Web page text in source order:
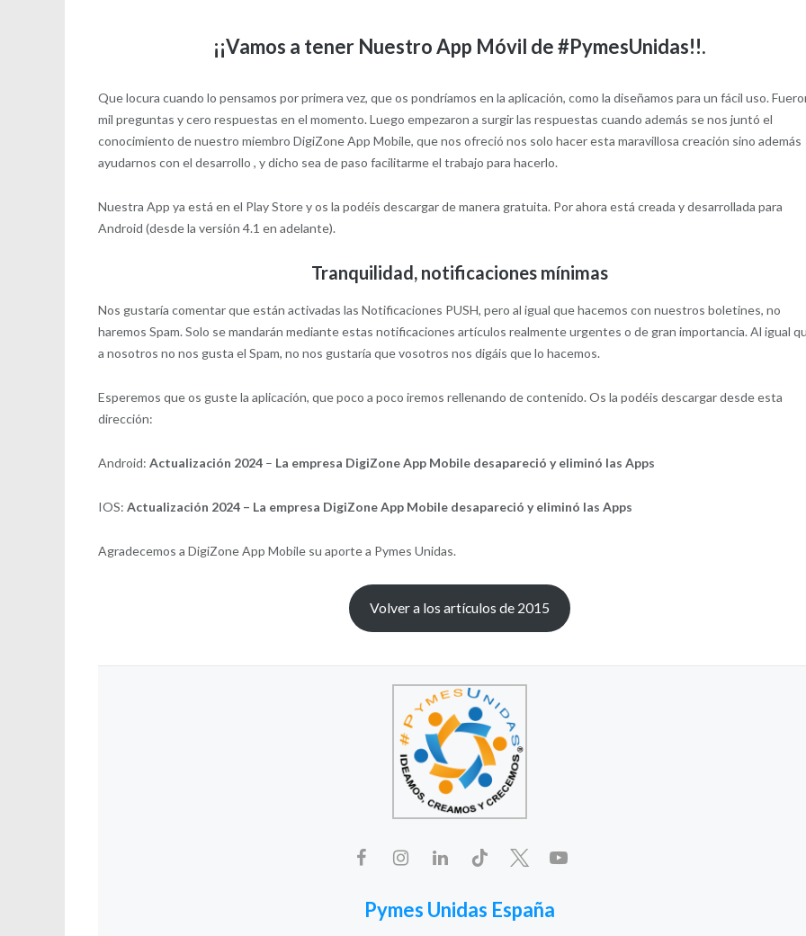
¡¡Vamos a tener Nuestro App Móvil de #PymesUnidas!!.
Que locura cuando lo pensamos por primera vez, que os pondríamos en la aplicación, como la diseñamos para un fácil uso.
mil preguntas y cero respuestas en el momento. Luego empezaron a surgir las respuestas cuando además se nos juntó el
conocimiento de nuestro miembro DigiZone App Mobile, que nos ofreció nos solo hacer esta maravillosa creación sino además
ayudarnos con el desarrollo , y dicho sea de paso facilitarme el trabajo para hacerlo.
Nuestra App ya está en el Play Store y os la podéis descargar de manera gratuita. Por ahora está creada y desarrollada para
Android (desde la versión 4.1 en adelante).
Tranquilidad, notificaciones mínimas
Nos gustaría comentar que están activadas las Notificaciones PUSH, pero al igual que hacemos con nuestros boletines, no
haremos Spam. Solo se mandarán mediante estas notificaciones artículos realmente urgentes o de gran importancia. Al igual
a nosotros no nos gusta el Spam, no nos gustaría que vosotros nos digáis que lo hacemos.
Esperemos que os guste la aplicación, que poco a poco iremos rellenando de contenido. Os la podéis descargar desde esta
dirección:
Android:Actualización 2024 – La empresa DigiZone App Mobile desapareció y eliminó las Apps
IOS:Actualización 2024 – La empresa DigiZone App Mobile desapareció y eliminó las Apps
Agradecemos a DigiZone App Mobile su aporte a Pymes Unidas.
Volver a los artículos de 2015
Pymes Unidas España